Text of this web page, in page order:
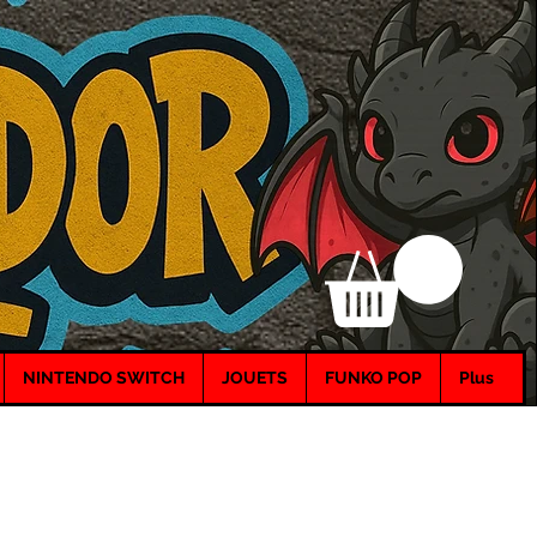
NINTENDO SWITCH JOUETS FUNKO POP Plus